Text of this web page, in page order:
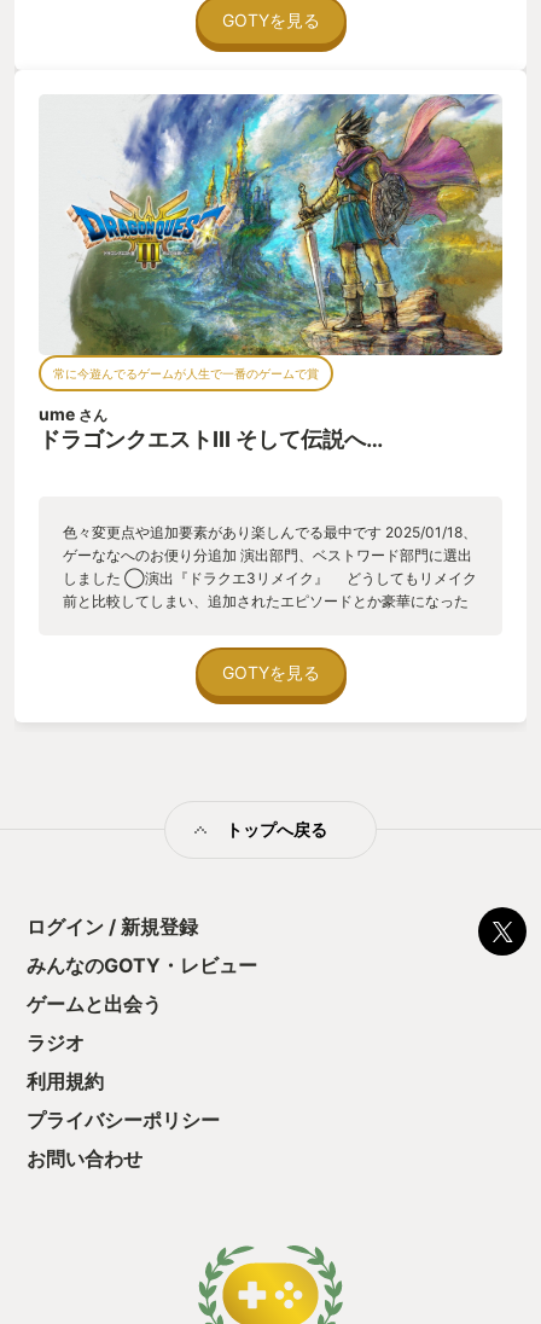
りなんとかバラモスを倒すことができました。そして戦いが終
わると走って戻ってくる息子たち。 きっと終わるまで隠れてい
たんだろうと脳内補正しました。 今は大魔王ゾーマ討伐を目指
は、オルテガの兜をもって我が家に泊まった時の母親とのイベ
ントです。母親がオルテガとの思い出を語る小さな追加エピソ
ードですが、制作陣のドラクエ愛、古参ファンへのお楽しみ要
素的なものを感じてとても好きなイベントでした。 まだまだや
り込み要素はできていませんが、間違いなく今年自分の生活に1
番彩りを与えてくれたゲームということで、GOTYに選ばせて
頂きました。来年の1・2も含め、ロト3部作、死ぬほど楽しま
せて貰おうと思います。
ていて、母や祖父とのやりとりもすごく暖かった。 グラフィッ
クはさすがはスクエニ。思い出補正の延長のようなグラフィッ
そうを沢山いただきました。 若い人にも刺さって、次世代に残
してほしいこの作品でした。
GOTYを見る
常に今遊んでるゲームが人生で一番のゲームで賞
ume さん
ドラゴンクエストIII そして伝説へ…
色々変更点や追加要素があり楽しんでる最中です 2025/01/18、
ゲーななへのお便り分追加 演出部門、ベストワード部門に選出
しました ◯演出『ドラクエ3リメイク』 どうしてもリメイク
前と比較してしまい、追加されたエピソードとか豪華になった
る場面が多かったので、ドラクエ3リメイクとしました。 ◯ベ
ストワード『そして 夜が明けた！（ドラクエ3）』 ドラク
エで以前から好きなワードで、リメイクされても健在だったの
が切り替わるのは明るい未来を思わせる素敵なワード（演
GOTYを見る
トップへ戻る
ログイン / 新規登録
みんなのGOTY・レビュー
ゲームと出会う
ラジオ
利用規約
プライバシーポリシー
お問い合わせ